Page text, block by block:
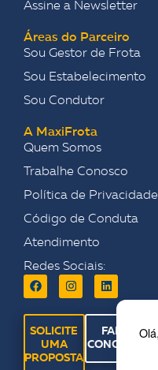
Assine a Newsletter
Áreas do Parceiro
Sou Gestor de Frota
Sou Estabelecimento
Sou Condutor
A MaxiFrota
Quem Somos
Trabalhe Conosco
Política de Privacidade
Código de Conduta
Atendimento
Redes Sociais:
SOLICITE
UMA
PROPOSTA
FALE
CONOSCO